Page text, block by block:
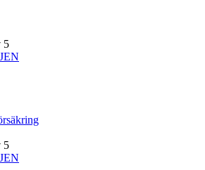
5
5